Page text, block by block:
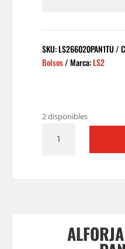
SKU:LS266020PAN1TU
Bolsos Marca:LS2
2 disponibles